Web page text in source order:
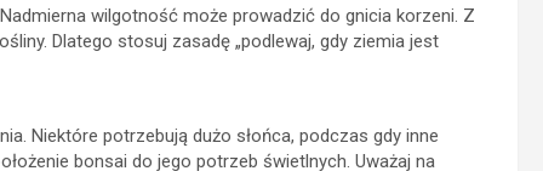
wilgotność może prowadzić do gnicia korzeni. Z
Dlatego stosuj zasadę „podlewaj, gdy ziemia jest
Niektóre potrzebują dużo słońca, podczas gdy inne
bonsai do jego potrzeb świetlnych. Uważaj na